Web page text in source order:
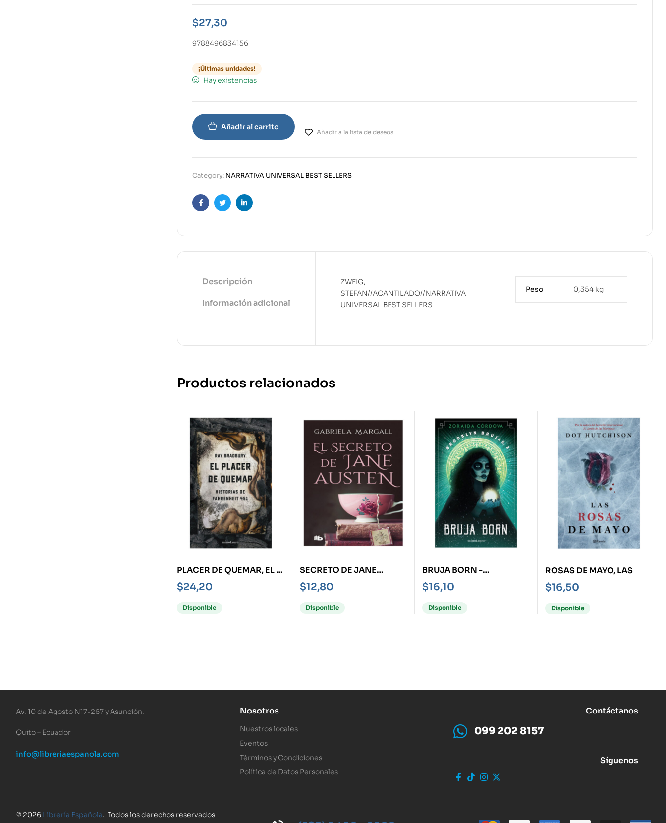
$27,30
9788496834156
¡Últimas unidades!
Hay existencias
Añadir al carrito
Añadir a la lista de deseos
Category: NARRATIVA UNIVERSAL BEST SELLERS
FacebookTwitterLinkedin
Descripción
Información adicional
ZWEIG,
STEFAN//ACANTILADO//NARRATIVA
UNIVERSAL BEST SELLERS
Peso 0,354 kg
Productos relacionados
PLACER DE QUEMAR, EL -
HISTORIAS DE
FAHRENHEIT 451-
$24,20
Disponible
SECRETO DE JANE
AUSTEN, EL
$12,80
Disponible
BRUJA BORN -
BROOKLYN BRUJAS 2-
$16,10
Disponible
ROSAS DE MAYO, LAS
$16,50
Disponible
Av. 10 de Agosto N17-267 y Asunción.
Quito – Ecuador
info@libreriaespanola.com
Nosotros
Nuestros locales
Eventos
Términos y Condiciones
Política de Datos Personales
Contáctanos
099 202 8157
Síguenos
© 2026 Librería Española. Todos los derechos reservados